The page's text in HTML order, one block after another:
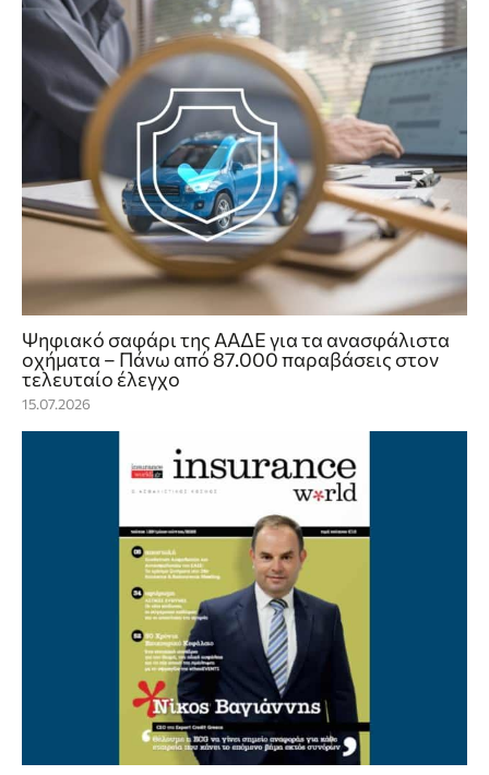
Ψηφιακό σαφάρι της ΑΑΔΕ για τα ανασφάλιστα
οχήματα – Πάνω από 87.000 παραβάσεις στον
τελευταίο έλεγχο
15.07.2026